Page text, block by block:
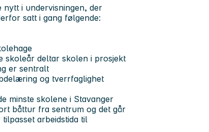
i undervisningen, der
satt i gang følgende:
skoleår deltar skolen i prosjekt
er sentralt
og tverrfaglighet
minste skolene i Stavanger
båttur fra sentrum og det går
arbeidstida til